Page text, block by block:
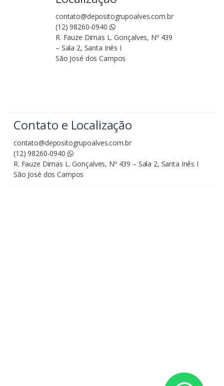
contato@depositogrupoalves.com.br
(12) 98260-0940
R. Fauze Dimas L. Gonçalves, Nº 439
– Sala 2, Santa Inês I
São José dos Campos
Contato e Localização
contato@depositogrupoalves.com.br
(12) 98260-0940
R. Fauze Dimas L. Gonçalves, Nº 439 – Sala 2, Santa Inês I
São José dos Campos